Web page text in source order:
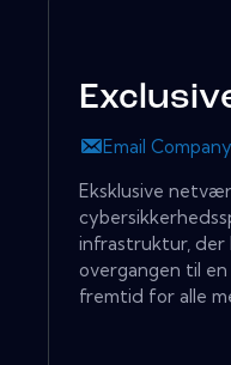
Email Company
Eksklusive
infrastruktur,
overgangen til
fremtid for alle